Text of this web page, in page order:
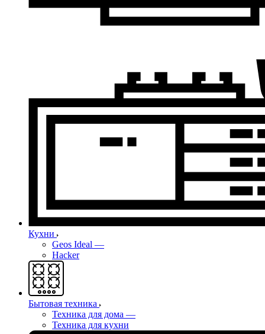
Кухни
Geos Ideal —
Hacker
Бытовая техника
Техника для дома —
Техника для кухни